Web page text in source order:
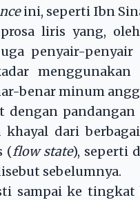
ini, seperti Ibn
liris yang,
penyair-penyair
menggunakan
benar minum
pandangan
dari
(flow state), seperti
sebelumnya.
sampai ke tingkat